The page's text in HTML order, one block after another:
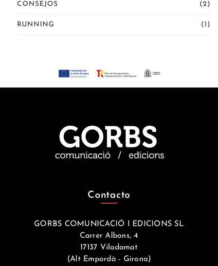
CONSEJOS (2)
RUNNING (1)
Contacto
GORBS COMUNICACIÓ I EDICIONS SL
Carrer Albons, 4
17137 Viladamat
(Alt Empordà - Girona)